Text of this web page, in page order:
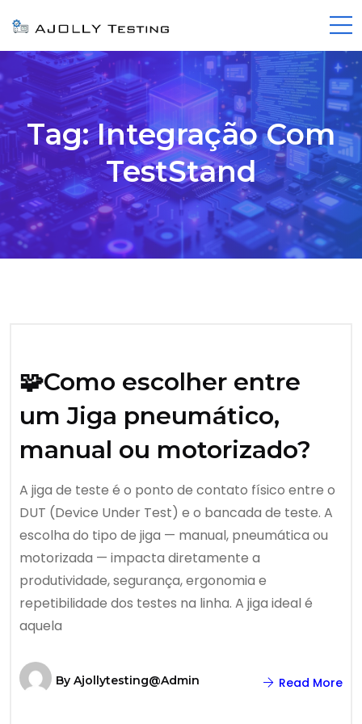
Tag:Integração Com
TestStand
🧩Como escolher entre
um Jiga pneumático,
manual ou motorizado?
A jiga de teste é o ponto de contato físico entre o
DUT (Device Under Test) e o bancada de teste. A
escolha do tipo de jiga — manual, pneumática ou
motorizada — impacta diretamente a
produtividade, segurança, ergonomia e
repetibilidade dos testes na linha. A jiga ideal é
aquela
By Ajollytesting@admin Read More